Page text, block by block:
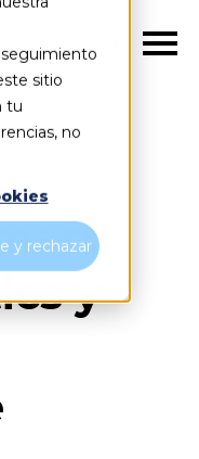
seguimiento
sitio
tu
no
y rechazar
ES
y